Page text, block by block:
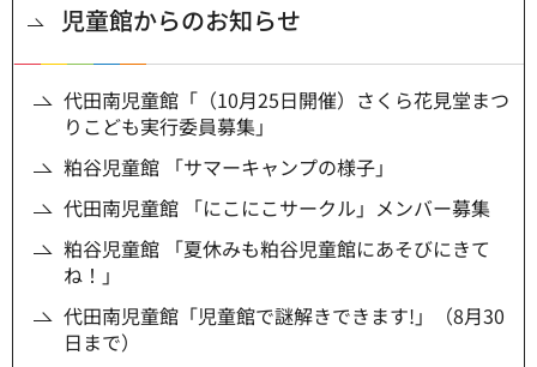
児童館からのお知らせ
代田南児童館「（10月25日開催）さくら花見堂まつ
りこども実行委員募集」
粕谷児童館 「サマーキャンプの様子」
代田南児童館 「にこにこサークル」メンバー募集
粕谷児童館 「夏休みも粕谷児童館にあそびにきて
ね！」
代田南児童館「児童館で謎解きできます!」（8月30
日まで）